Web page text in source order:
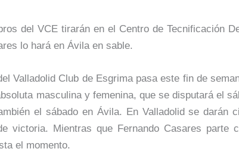
del VCE tirarán en el Centro de Tecnificación
lo hará en Ávila en sable.
Valladolid Club de Esgrima pasa este fin de
masculina y femenina, que se disputará el
el sábado en Ávila. En Valladolid se darán
victoria. Mientras que Fernando Casares
el momento.